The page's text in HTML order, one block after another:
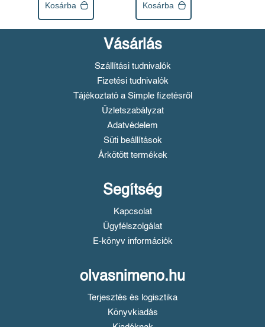
Kosárba Kosárba
Vásárlás
Szállítási tudnivalók
Fizetési tudnivalók
Tájékoztató a Simple fizetésről
Üzletszabályzat
Adatvédelem
Süti beállítások
Árkötött termékek
Segítség
Kapcsolat
Ügyfélszolgálat
E-könyv információk
olvasnimeno.hu
Terjesztés és logisztika
Könyvkiadás